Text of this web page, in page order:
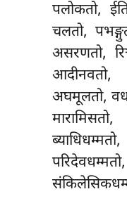
पलोकतो,
चलतो,
असरणतो,
आदीनवतो,
अघमूलतो,